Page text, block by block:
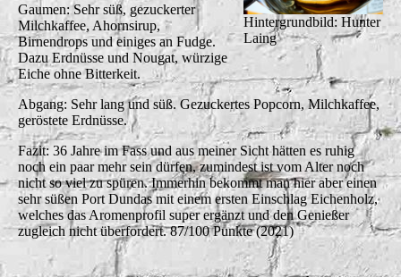
Hintergrundbild: Hunter
Laing
Gaumen: Sehr süß, gezuckerter
Milchkaffee, Ahornsirup,
Birnendrops und einiges an Fudge.
Dazu Erdnüsse und Nougat, würzige
Eiche ohne Bitterkeit.
Abgang: Sehr lang und süß. Gezuckertes Popcorn, Milchkaffee,
geröstete Erdnüsse.
Fazit: 36 Jahre im Fass und aus meiner Sicht hätten es ruhig
noch ein paar mehr sein dürfen, zumindest ist vom Alter noch
nicht so viel zu spüren. Immerhin bekommt man hier aber einen
sehr süßen Port Dundas mit einem ersten Einschlag Eichenholz,
welches das Aromenprofil super ergänzt und den Genießer
zugleich nicht überfordert. 87/100 Punkte (2021)